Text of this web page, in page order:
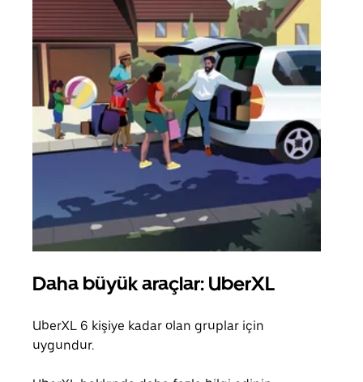
Daha büyük araçlar: UberXL
UberXL 6 kişiye kadar olan gruplar için
uygundur.